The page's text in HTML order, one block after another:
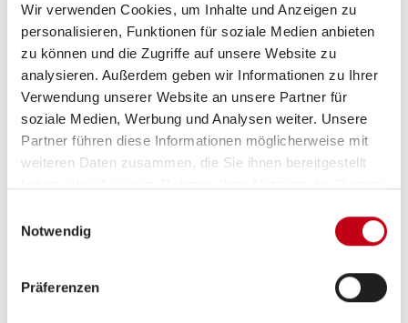
Wir verwenden Cookies, um Inhalte und Anzeigen zu
personalisieren, Funktionen für soziale Medien anbieten
zu können und die Zugriffe auf unsere Website zu
analysieren. Außerdem geben wir Informationen zu Ihrer
Verwendung unserer Website an unsere Partner für
soziale Medien, Werbung und Analysen weiter. Unsere
Partner führen diese Informationen möglicherweise mit
weiteren Daten zusammen, die Sie ihnen bereitgestellt
Notwendig
Präferenzen
Schlafplätze 3
Infrastruktur Küche, WC
Tag